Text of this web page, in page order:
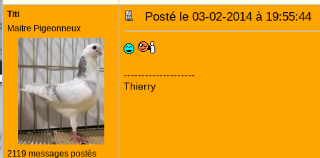
Titi
Maitre Pigeonneux
2119 messages postés
Posté le 03-02-2014 à
--------------------
Thierry